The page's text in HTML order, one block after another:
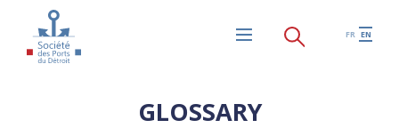
Skip to main content
FR EN
GLOSSARY